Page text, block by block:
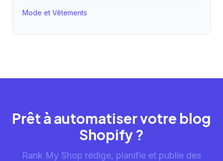
Mode et Vêtements
Prêt à automatiser votre blog
Shopify ?
Rank My Shop rédige, planifie et publie des